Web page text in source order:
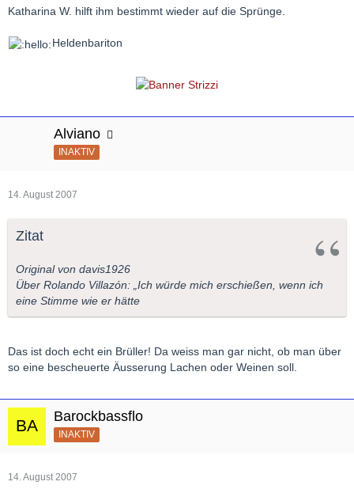
Katharina W. hilft ihm bestimmt wieder auf die Sprünge.
Heldenbariton
Alviano
INAKTIV
14. August 2007
Zitat
Original von davis1926
Über Rolando Villazón: „Ich würde mich erschießen, wenn ich
eine Stimme wie er hätte
Das ist doch echt ein Brüller! Da weiss man gar nicht, ob man über
so eine bescheuerte Äusserung Lachen oder Weinen soll.
Barockbassflo
INAKTIV
14. August 2007